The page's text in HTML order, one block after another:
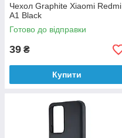
Чехол Graphite Xiaomi Redmi
A1 Black
Готово до відправки
39 ₴
Купити